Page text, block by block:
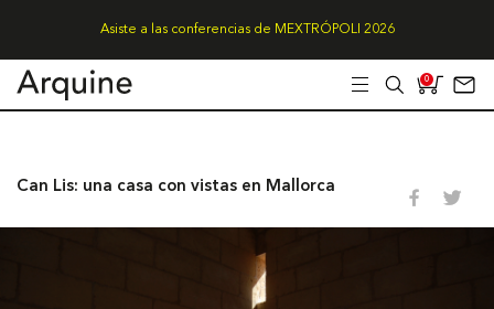
Asiste a las conferencias de MEXTRÓPOLI 2026
0
Can Lis: una casa con vistas en Mallorca